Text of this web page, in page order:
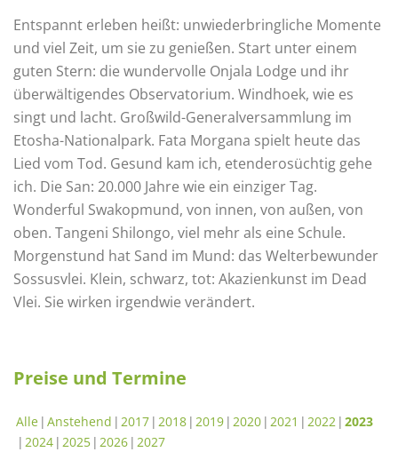
Entspannt erleben heißt: unwiederbringliche Momente
und viel Zeit, um sie zu genießen. Start unter einem
guten Stern: die wundervolle Onjala Lodge und ihr
überwältigendes Observatorium. Windhoek, wie es
singt und lacht. Großwild-Generalversammlung im
Etosha-Nationalpark. Fata Morgana spielt heute das
Lied vom Tod. Gesund kam ich, etenderosüchtig gehe
ich. Die San: 20.000 Jahre wie ein einziger Tag.
Wonderful Swakopmund, von innen, von außen, von
oben. Tangeni Shilongo, viel mehr als eine Schule.
Morgenstund hat Sand im Mund: das Welterbewunder
Sossusvlei. Klein, schwarz, tot: Akazienkunst im Dead
Vlei. Sie wirken irgendwie verändert.
Preise und Termine
Alle Anstehend 2017 2018 2019 2020 2021 2022 2023
2024 2025 2026 2027